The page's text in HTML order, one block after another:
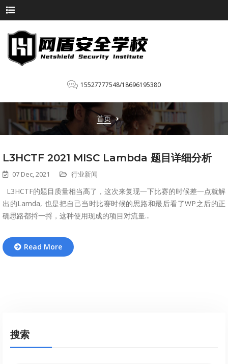
15527777548/18696195380
首页
L3HCTF 2021 MISC Lambda 题目详细分析
07 Dec, 2021 行业新闻
L3HCTF的题目质量相当高了，这次来复现一下比赛的时候差一点就解
出的Lamda, 也是把自己当时比赛时候的思路和最后看了WP之后的正
确思路都捋一捋，这种使用现成的项目对流量...
Read More
搜索